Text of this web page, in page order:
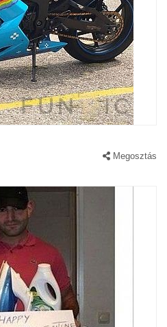
Megosztás